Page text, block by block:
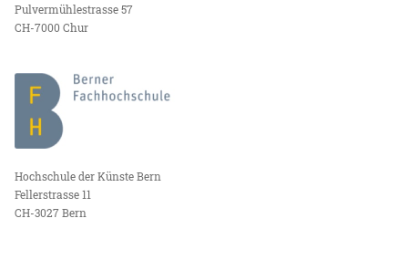
Pulvermühlestrasse 57
CH-7000 Chur
Hochschule der Künste Bern
Fellerstrasse 11
CH-3027 Bern